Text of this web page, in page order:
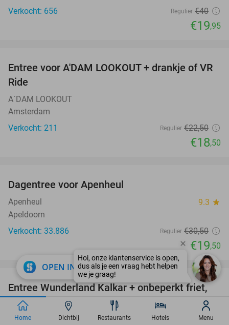
Verkocht: 656
Regulier €40
€19,95
18%
Entree voor A'DAM LOOKOUT + drankje of VR
Ride
A´DAM LOOKOUT
Amsterdam
Verkocht: 211
Regulier €22,50
€18,50
Dagentree voor Apenheul
Apenheul 9.3 star
Apeldoorn
Verkocht: 33.886
Regulier €30,50
€19,50
32%
favorite_border
Entree Wunderland Kalkar + onbeperkt friet,
ijs, frisdrank, koffie, thee en softijs
Wunderland Kalkar 8.9star
OPEN IN APP close
Home Dichtbij Restaurants Hotels Menu